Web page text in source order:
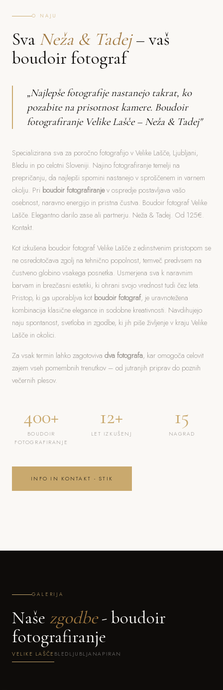
O NAJU
Sva Neža & Tadej– vaš
boudoir fotograf
„Najlepše fotografije nastanejo takrat, ko
pozabite na prisotnost kamere. Boudoir
fotografiranje Velike Lašče – Neža & Tadej"
Specializirana sva za poročno fotografijo v Velike Lašče, Ljubljani,
Bledu in po celotni Sloveniji. Najino fotografiranje temelji na
prepričanju, da najlepši spomini nastanejo v sproščenem in varnem
okolju. Pri boudoir fotografiranjev ospredje postavljava vašo
osebnost, naravno energijo in pristna čustva. Boudoir fotograf Velike
Lašče. Elegantno darilo zase ali partnerju. Neža & Tadej. Od 125€.
Kontakt.
Kot izkušena boudoir fotograf Velike Lašče z edinstvenim pristopom se
ne osredotočava zgolj na tehnično popolnost, temveč predvsem na
čustveno globino vsakega posnetka. Usmerjena sva k naravnim
barvam in brezčasni estetiki, ki ohrani svojo vrednost tudi čez leta.
Pristop, ki ga uporabljva kot boudoir fotograf, je uravnotežena
kombinacija klasične elegance in sodobne kreativnosti. Navdihujejo
naju spontanost, svetloba in zgodbe, ki jih piše življenje v kraju Velike
Lašče in okolici.
Za vsak termin lahko zagotoviva dva fotografa, kar omogoča celovit
zajem vseh pomembnih trenutkov – od jutranjih priprav do poznih
večernih plesov.
400+
BOUDOIR
FOTOGRAFIRANJE
12+
LET IZKUŠENJ
15
NAGRAD
INFO IN KONTAKT - STIK
GALERIJA
Naše zgodbe- boudoir
fotografiranje
VELIKE LAŠČE BLED LJUBLJANA PIRAN